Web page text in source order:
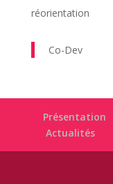
réorientation
Co-Dev
Présentation
Actualités